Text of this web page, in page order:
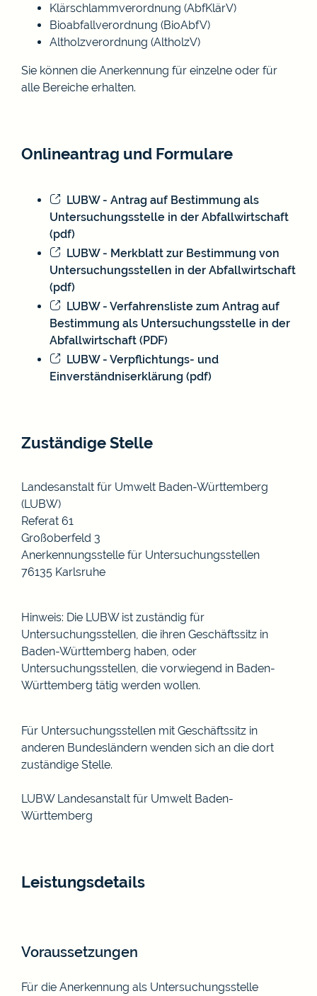
Klärschlammverordnung (AbfKlärV)
Bioabfallverordnung (BioAbfV)
Altholzverordnung (AltholzV)
Sie können die Anerkennung für einzelne oder für
alle Bereiche erhalten.
Onlineantrag und Formulare
LUBW - Antrag auf Bestimmung als
Untersuchungsstelle in der Abfallwirtschaft
(pdf)
LUBW - Merkblatt zur Bestimmung von
Untersuchungsstellen in der Abfallwirtschaft
(pdf)
LUBW - Verfahrensliste zum Antrag auf
Bestimmung als Untersuchungsstelle in der
Abfallwirtschaft (PDF)
LUBW - Verpflichtungs- und
Einverständniserklärung (pdf)
Zuständige Stelle
Landesanstalt für Umwelt Baden-Württemberg
(LUBW)
Referat 61
Großoberfeld 3
Anerkennungsstelle für Untersuchungsstellen
76135 Karlsruhe
Hinweis: Die LUBW ist zuständig für
Untersuchungsstellen, die ihren Geschäftssitz in
Baden-Württemberg haben, oder
Untersuchungsstellen, die vorwiegend in Baden-
Württemberg tätig werden wollen.
Für Untersuchungsstellen mit Geschäftssitz in
anderen Bundesländern wenden sich an die dort
zuständige Stelle.
LUBW Landesanstalt für Umwelt Baden-
Württemberg
Leistungsdetails
Voraussetzungen
Für die Anerkennung als Untersuchungsstelle